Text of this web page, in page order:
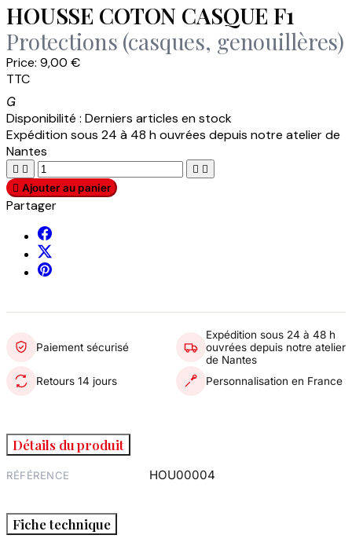
HOUSSE COTON CASQUE F1
Protections (casques, genouillères)
Price: 9,00 €
TTC

Disponibilité : Derniers articles en stock
Expédition sous 24 à 48 h ouvrées depuis notre atelier de
Nantes
   
 Ajouter au panier
Partager
Paiement sécurisé
Expédition sous 24 à 48 h
ouvrées depuis notre atelier
de Nantes
Retours 14 jours
Personnalisation en France
Détails du produit
RÉFÉRENCE HOU00004
Fiche technique